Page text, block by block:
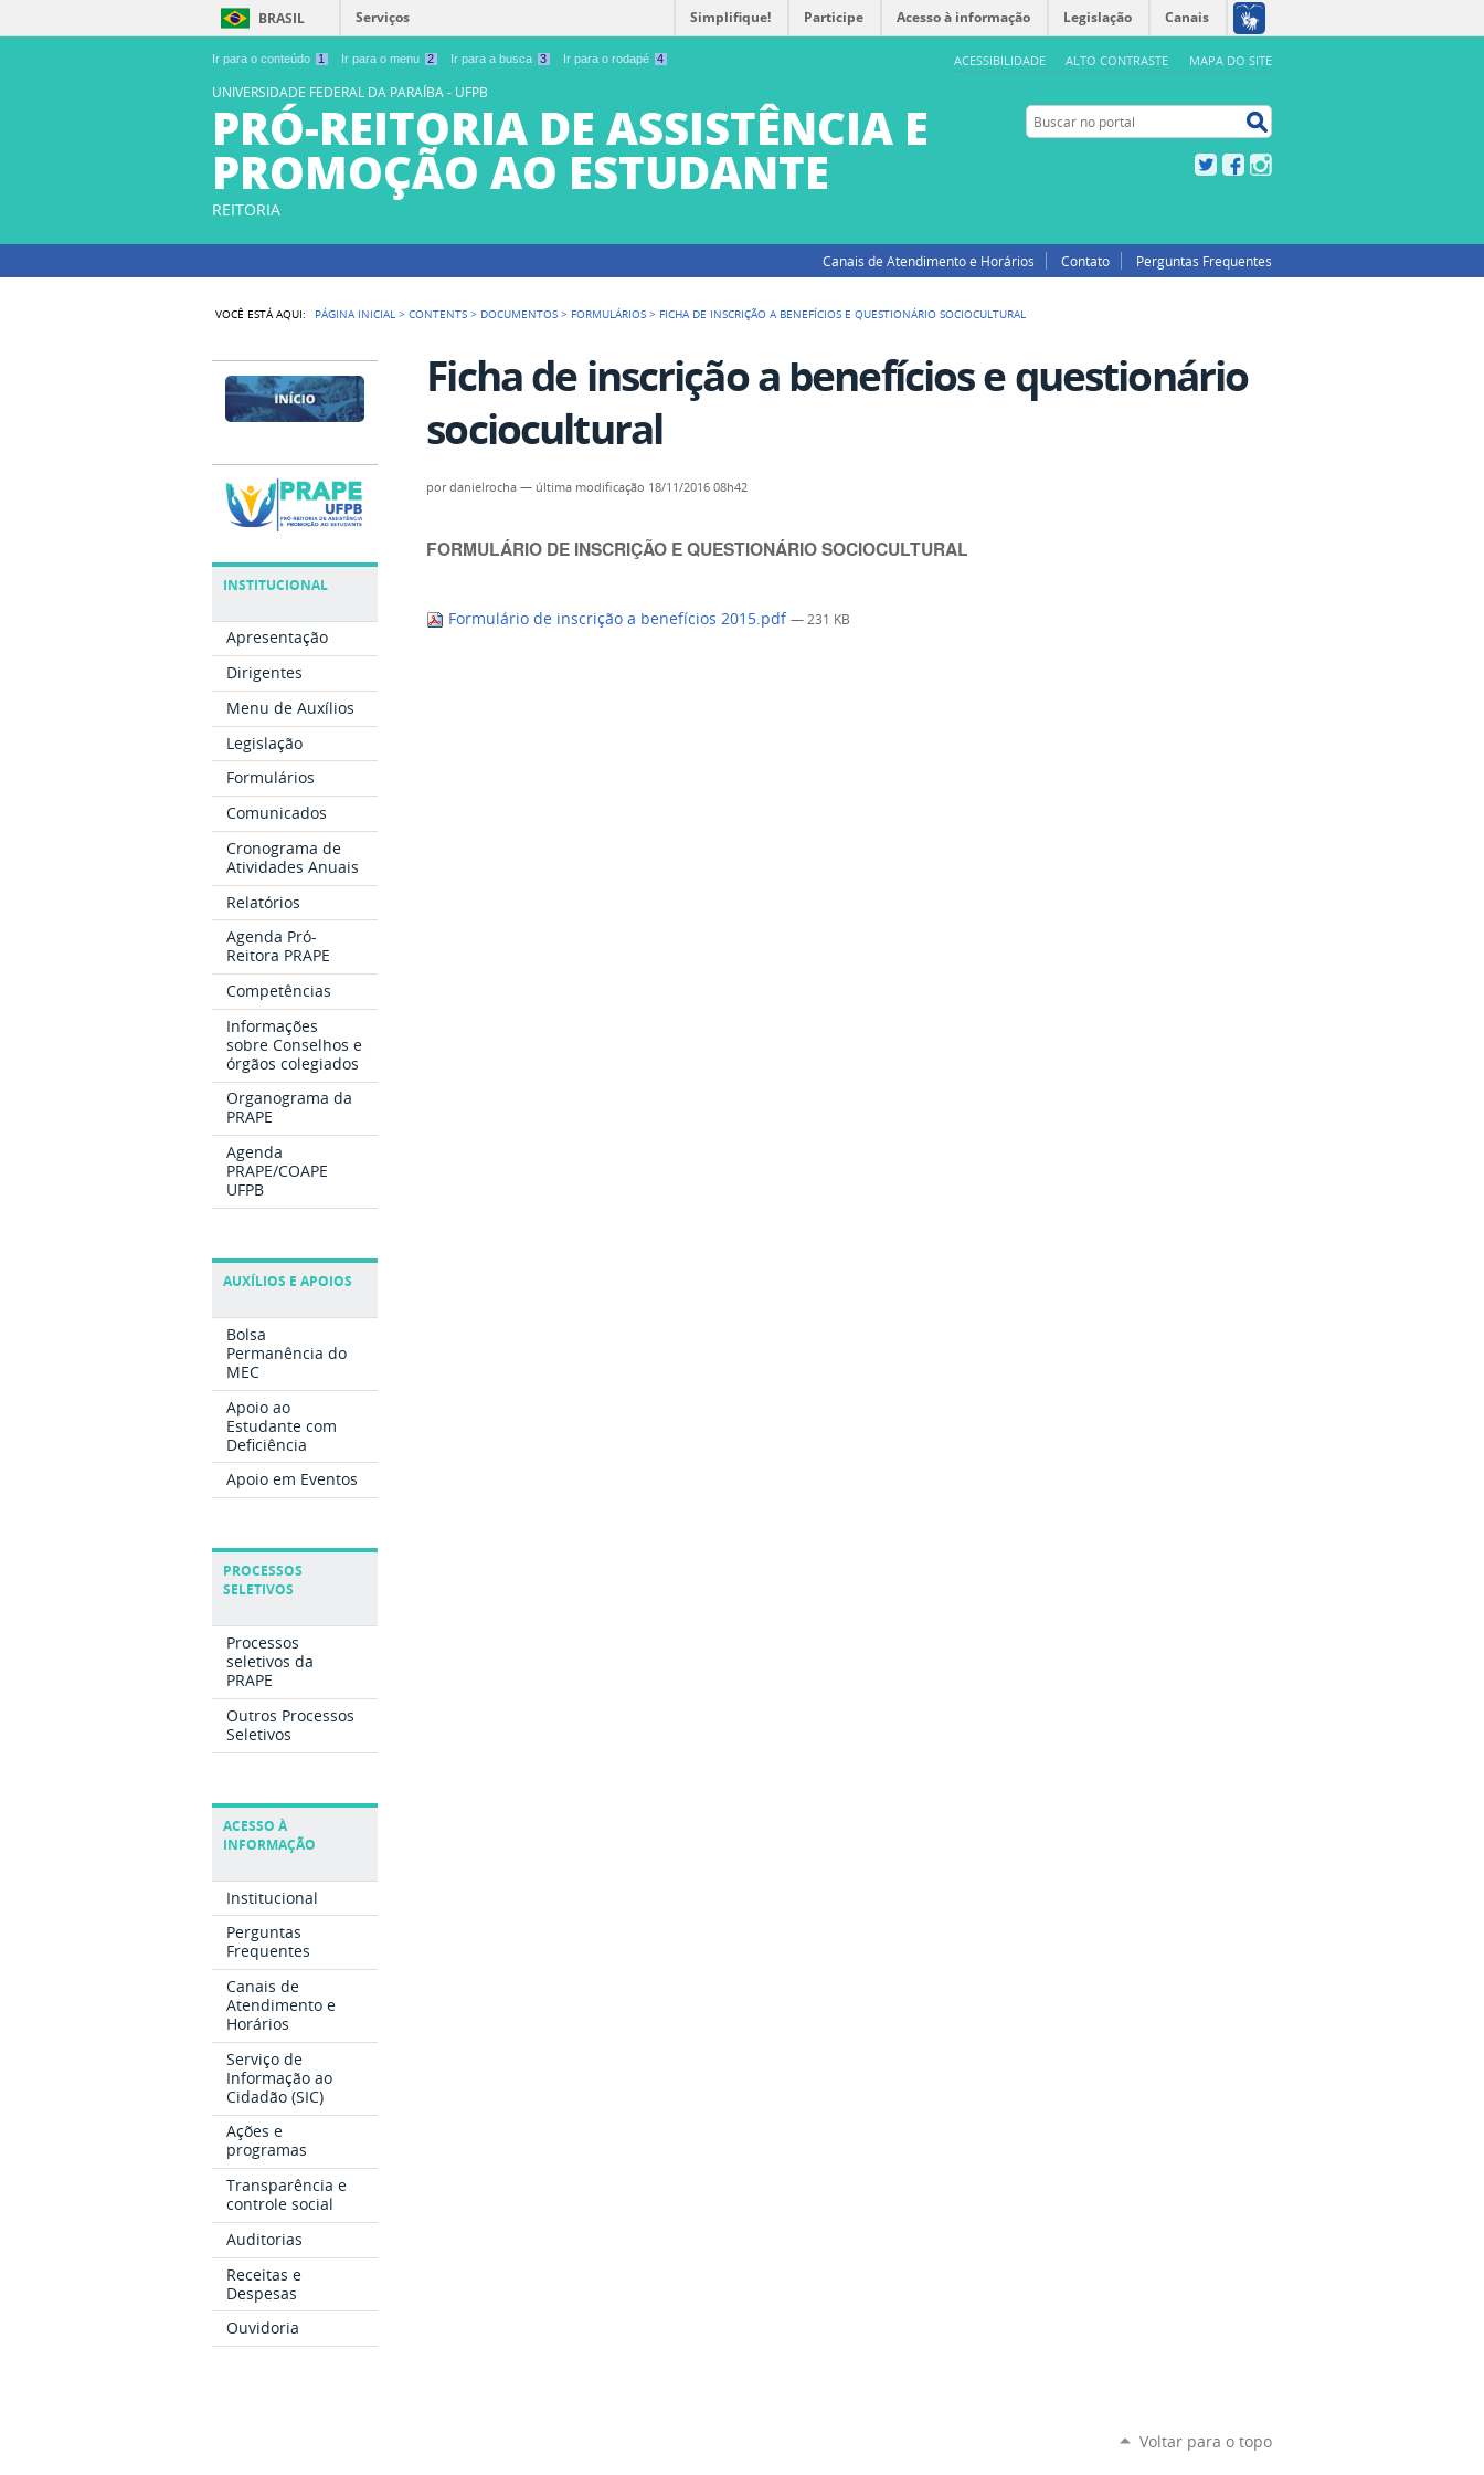
Ir para o conteúdo 1 Ir para o menu 2 Ir para a busca 3 Ir para o rodapé 4 ACESSIBILIDADE ALTO CONTRASTE MAPA DO SITE
BRASIL Serviços Simplifique! Participe Acesso à informação Legislação Canais
UNIVERSIDADE FEDERAL DA PARAÍBA - UFPB
PRÓ-REITORIA DE ASSISTÊNCIA E
PROMOÇÃO AO ESTUDANTE
REITORIA
Buscar no portal
TwitterFacebook
Canais de Atendimento e Horários Contato Perguntas Frequentes
VOCÊ ESTÁ AQUI: PÁGINA INICIAL >CONTENTS > DOCUMENTOS > FORMULÁRIOS > FICHA DE INSCRIÇÃO A BENEFÍCIOS E QUESTIONÁRIO SOCIOCULTURAL
INSTITUCIONAL
Apresentação
Dirigentes
Menu de Auxílios
Legislação
Formulários
Comunicados
Cronograma de
Atividades Anuais
Relatórios
Agenda Pró-
Reitora PRAPE
Competências
Informações
sobre Conselhos e
órgãos colegiados
Organograma da
PRAPE
Agenda
PRAPE/COAPE
UFPB
AUXÍLIOS E APOIOS
Bolsa
Permanência do
MEC
Apoio ao
Estudante com
Deficiência
Apoio em Eventos
PROCESSOS
SELETIVOS
Processos
seletivos da
PRAPE
Outros Processos
Seletivos
ACESSO À
INFORMAÇÃO
Institucional
Perguntas
Frequentes
Canais de
Atendimento e
Horários
Serviço de
Informação ao
Cidadão (SIC)
Ações e
programas
Transparência e
controle social
Auditorias
Receitas e
Despesas
Ouvidoria
Ficha de inscrição a benefícios e questionário
sociocultural
pordanielrocha — última modificação 18/11/2016 08h42
FORMULÁRIO DE INSCRIÇÃO E QUESTIONÁRIO SOCIOCULTURAL
Formulário de inscrição a benefícios 2015.pdf— 231 KB
Voltar para o topo